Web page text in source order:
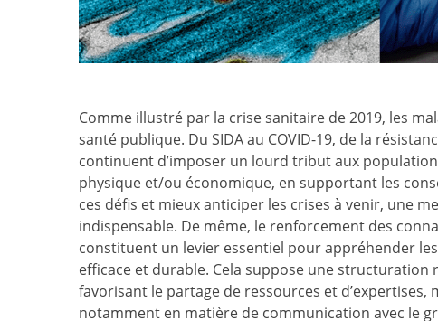
Comme illustré par la crise sanitaire de 2019, les
santé publique. Du SIDA au COVID-19, de la
continuent d’imposer un lourd tribut aux
physique et/ou économique, en supportant les
ces défis et mieux anticiper les crises à venir, une
indispensable. De même, le renforcement des
constituent un levier essentiel pour appréhender
efficace et durable. Cela suppose une
favorisant le partage de ressources et
notamment en matière de communication avec le